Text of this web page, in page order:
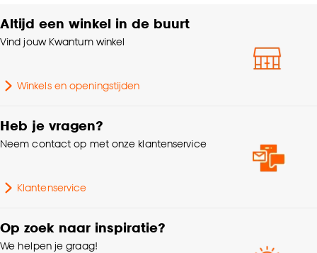
Altijd een winkel in de buurt
Vind jouw Kwantum winkel
Winkels en openingstijden
Heb je vragen?
Neem contact op met onze klantenservice
Klantenservice
Op zoek naar inspiratie?
We helpen je graag!